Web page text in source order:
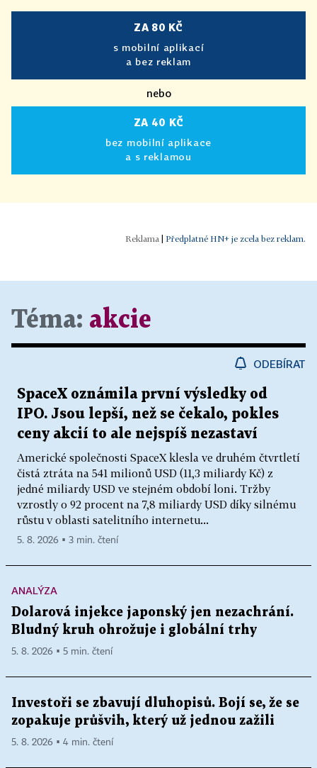
ZA 80 KČ
s mobilní aplikací
a bez reklam
nebo
ZA 40 KČ
bez mobilní aplikace
a s reklamou
| Předplatné HN+ je zcela bez reklam.
Téma: akcie
ODEBÍRAT
SpaceX oznámila první výsledky od
IPO. Jsou lepší, než se čekalo, pokles
ceny akcií to ale nejspíš nezastaví
Americké společnosti SpaceX klesla ve druhém čtvrtletí
čistá ztráta na 541 milionů USD (11,3 miliardy Kč) z
jedné miliardy USD ve stejném období loni. Tržby
vzrostly o 92 procent na 7,8 miliardy USD díky silnému
růstu v oblasti satelitního internetu...
5. 8. 2026 ▪ 3 min. čtení
ANALÝZA
Dolarová injekce japonský jen nezachrání.
Bludný kruh ohrožuje i globální trhy
5. 8. 2026 ▪ 5 min. čtení
Investoři se zbavují dluhopisů. Bojí se, že se
zopakuje průšvih, který už jednou zažili
5. 8. 2026 ▪ 4 min. čtení